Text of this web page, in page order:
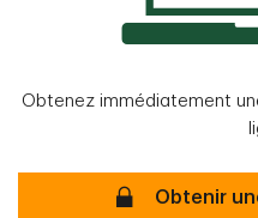
Obtenez immédiatement
Obtenir